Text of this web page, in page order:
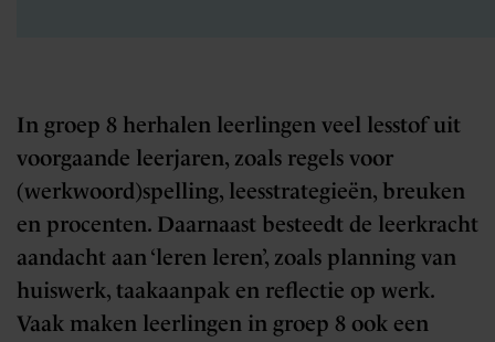
In groep 8 herhalen leerlingen veel lesstof uit
voorgaande leerjaren, zoals regels voor
(werkwoord)spelling, leesstrategieën, breuken
en procenten. Daarnaast besteedt de leerkracht
aandacht aan ‘leren leren’, zoals planning van
huiswerk, taakaanpak en reflectie op werk.
Vaak maken leerlingen in groep 8 ook een